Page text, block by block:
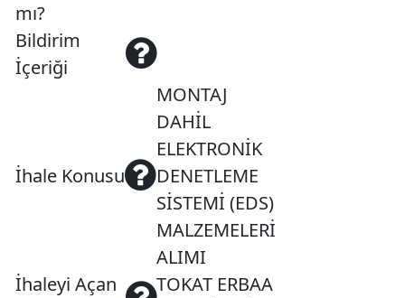
mı?
Bildirim
İçeriği
İhale Konusu
MONTAJ
DAHİL
ELEKTRONİK
DENETLEME
SİSTEMİ (EDS)
MALZEMELERİ
ALIMI
İhaleyi Açan
TOKAT ERBAA